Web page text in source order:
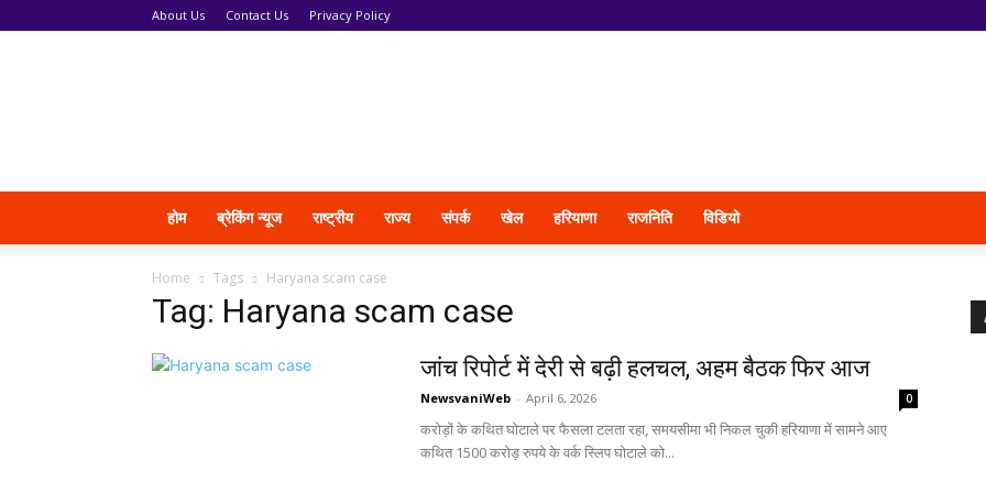
About Us Contact Us Privacy Policy
होम ब्रेकिंग न्यूज राष्ट्रीय राज्य संपर्क खेल हरियाणा राजनिति विडियो
Home Tags Haryana scam case
Tag: Haryana scam case
जांच रिपोर्ट में देरी से बढ़ी हलचल, अहम बैठक फिर आज
NewsvaniWeb - April 6, 2026 0
करोड़ों के कथित घोटाले पर फैसला टलता रहा, समयसीमा भी निकल चुकी हरियाणा में सामने आए
कथित 1500 करोड़ रुपये के वर्क स्लिप घोटाले को...